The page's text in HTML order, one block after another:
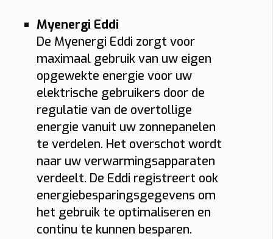
Myenergi Eddi
De Myenergi Eddi zorgt voor
maximaal gebruik van uw eigen
opgewekte energie voor uw
elektrische gebruikers door de
regulatie van de overtollige
energie vanuit uw zonnepanelen
te verdelen. Het overschot wordt
naar uw verwarmingsapparaten
verdeelt. De Eddi registreert ook
energiebesparingsgegevens om
het gebruik te optimaliseren en
continu te kunnen besparen.